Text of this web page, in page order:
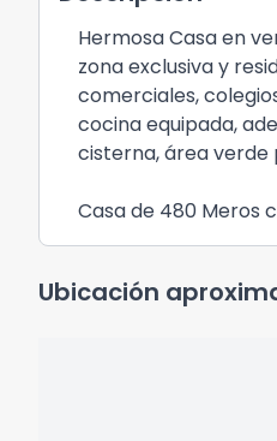
Hermosa Casa en
zona exclusiva y
comerciales,
cocina equipada,
cisterna, área verde
Casa de 480 Meros
Ubicación